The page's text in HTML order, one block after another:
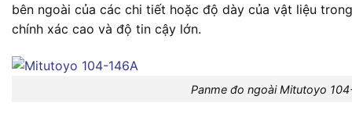
bên ngoài của các chi tiết hoặc độ dày của vật liệu
chính xác cao và độ tin cậy lớn.
Panme đo ngoài Mitutoyo